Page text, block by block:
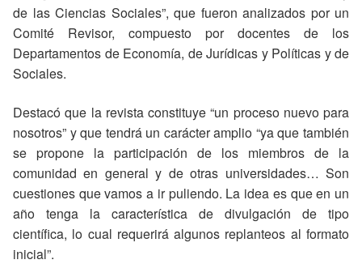
de las Ciencias Sociales”, que fueron analizados por un
Comité Revisor, compuesto por docentes de los
Departamentos de Economía, de Jurídicas y Políticas y de
Sociales.
Destacó que la revista constituye “un proceso nuevo para
nosotros” y que tendrá un carácter amplio “ya que también
se propone la participación de los miembros de la
comunidad en general y de otras universidades… Son
cuestiones que vamos a ir puliendo. La idea es que en un
año tenga la característica de divulgación de tipo
científica, lo cual requerirá algunos replanteos al formato
inicial”.